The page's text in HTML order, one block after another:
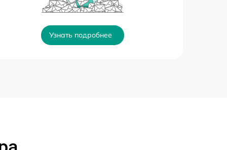
Узнать подробнее